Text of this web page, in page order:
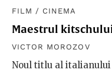
FILM / CINEMA
Maestrul
VICTOR MOROZOV
Noul titlu al italianului